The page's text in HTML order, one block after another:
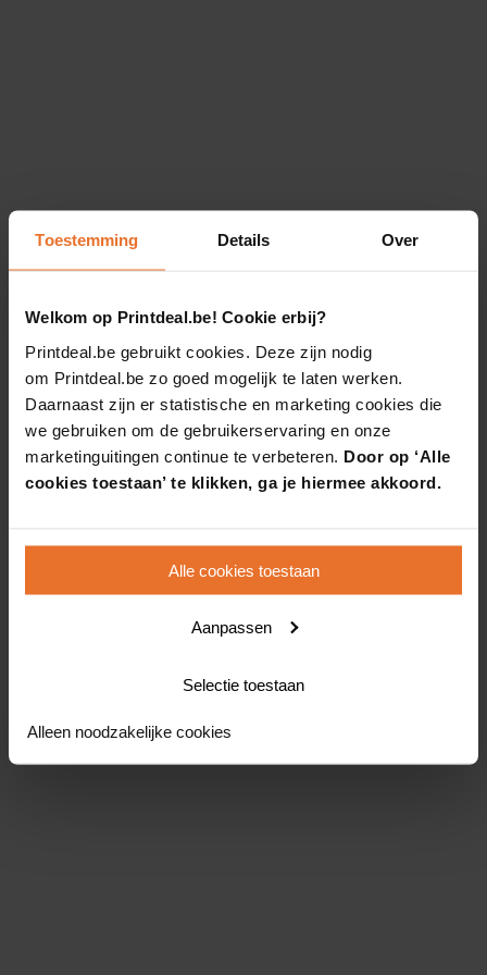
Toestemming Details Over
Welkom op Printdeal.be! Cookie erbij?
Printdeal.be gebruikt cookies. Deze zijn nodig
om Printdeal.be zo goed mogelijk te laten werken.
Daarnaast zijn er statistische en marketing cookies die
we gebruiken om de gebruikerservaring en onze
marketinguitingen continue te verbeteren. Door op ‘Alle
cookies toestaan’ te klikken, ga je hiermee akkoord.
Alle cookies toestaan
Aanpassen
Selectie toestaan
Alleen noodzakelijke cookies